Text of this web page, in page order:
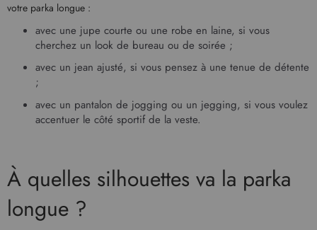
votre parka longue :
avec une jupe courte ou une robe en laine, si vous
cherchez un look de bureau ou de soirée ;
avec un jean ajusté, si vous pensez à une tenue de détente
;
avec un pantalon de jogging ou un jegging, si vous voulez
accentuer le côté sportif de la veste.
À quelles silhouettes va la parka
longue ?